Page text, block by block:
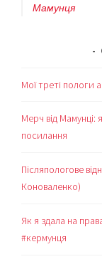
Мамунця
Мої треті пологи
Мерч від Мамунці:
посилання
Післяпологове
Коноваленко)
Як я здала на
#кермунця